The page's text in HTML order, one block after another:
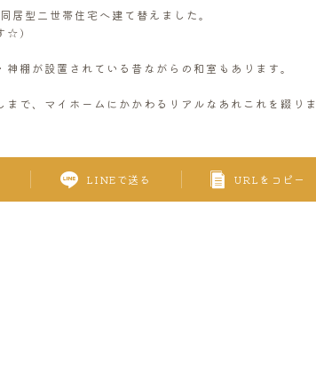
型二世帯住宅へ建て替えました。
☆)
棚が設置されている昔ながらの和室もあります。
で、マイホームにかかわるリアルなあれこれを綴りま
LINEで送る URLをコピー